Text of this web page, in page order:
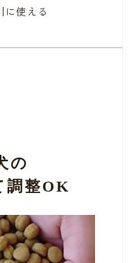
に使える
の
調整OK